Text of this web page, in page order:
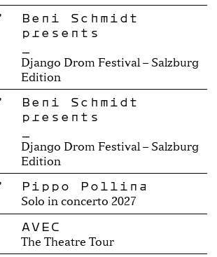
Beni Schmidt
presents
Django Drom Festival – Salzburg
Edition
Beni Schmidt
presents
Django Drom Festival – Salzburg
Edition
Pippo Pollina
Solo in concerto 2027
AVEC
The Theatre Tour